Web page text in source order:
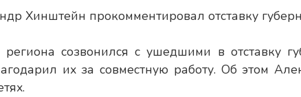
региона созвонился с ушедшими в отставку
их за совместную работу. Об этом